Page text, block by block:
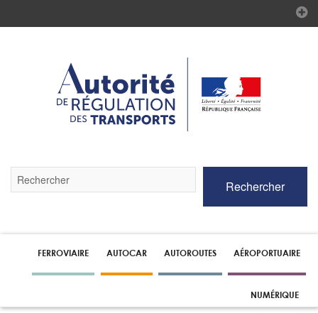
par
pour
recherche
Rechercher
FERROVIAIRE AUTOCAR AUTOROUTES AÉROPORTUAIRE
NUMÉRIQUE